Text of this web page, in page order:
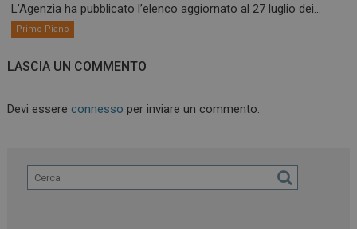
L’Agenzia ha pubblicato l’elenco aggiornato al 27 luglio dei...
Primo Piano
LASCIA UN COMMENTO
Devi essereconnesso per inviare un commento.